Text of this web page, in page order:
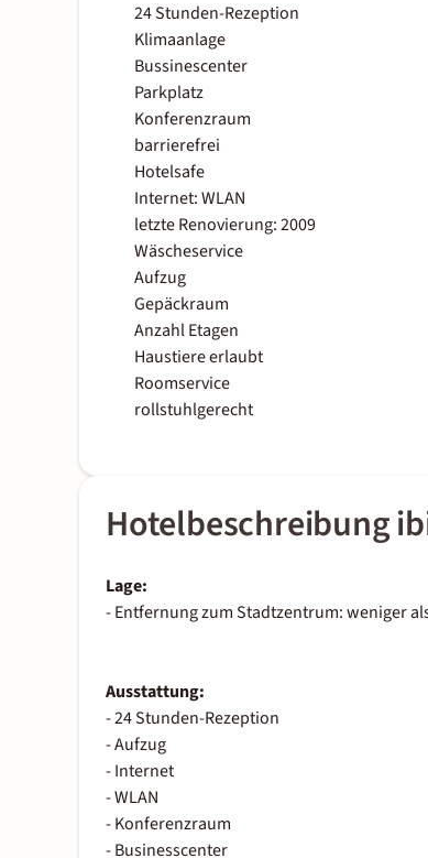
24 Stunden-Rezeption
Klimaanlage
Bussinescenter
Parkplatz
Konferenzraum
barrierefrei
Hotelsafe
Internet: WLAN
letzte Renovierung: 2009
Wäscheservice
Aufzug
Gepäckraum
Anzahl Etagen
Haustiere erlaubt
Roomservice
rollstuhlgerecht
Hotelbeschreibung
Lage:
- Entfernung zum Stadtzentrum: weniger
Ausstattung:
- 24 Stunden-Rezeption
- Aufzug
- Internet
- WLAN
- Konferenzraum
- Businesscenter